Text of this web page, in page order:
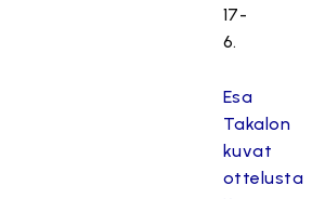
17-
6.
Esa
Takalon
kuvat
ottelusta